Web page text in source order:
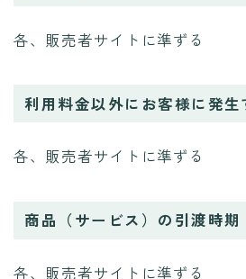
各、販売者サイトに準ずる
利用料金以外にお客様に発生
各、販売者サイトに準ずる
商品（サービス）の引渡時期
各、販売者サイトに準ずる